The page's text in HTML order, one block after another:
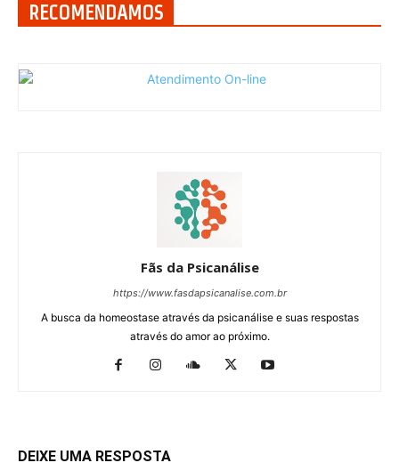
RECOMENDAMOS
Fãs da Psicanálise
https://www.fasdapsicanalise.com.br
A busca da homeostase através da psicanálise e suas respostas
através do amor ao próximo.
DEIXE UMA RESPOSTA